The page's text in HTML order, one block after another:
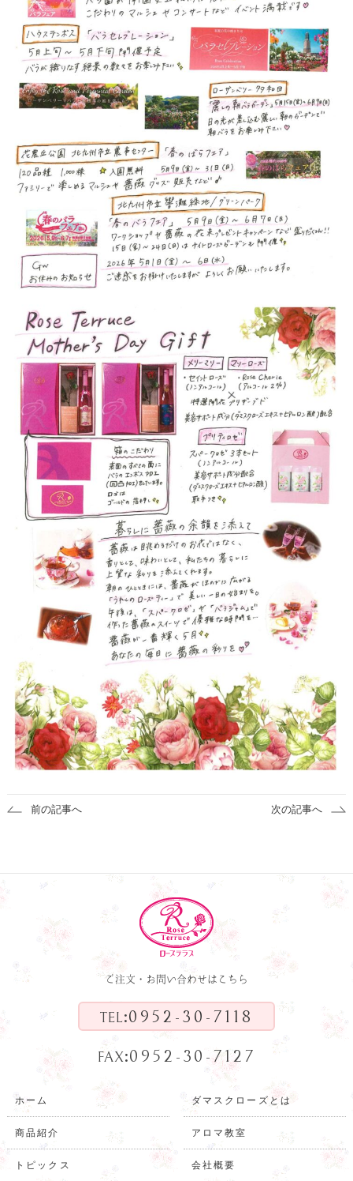
前の記事へ 次の記事へ
ご注文・お問い合わせはこちら
TEL:0952-30-7118
FAX:0952-30-7127
ホーム ダマスクローズとは
商品紹介 アロマ教室
トピックス 会社概要